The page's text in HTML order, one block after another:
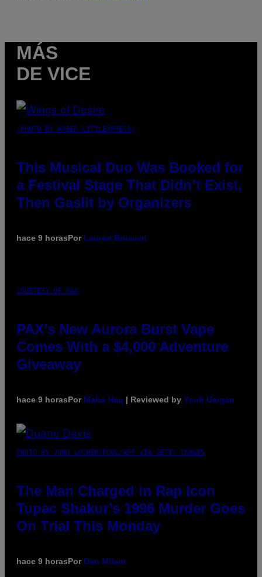
MÁS
DE VICE
(PHOTO BY AMBER LITTLE/PRESS)
This Musical Duo Was Booked for
a Festival Stage That Didn’t Exist,
Then Gaslit by Organizers
hace 9 horasPor Lauren Boisvert
COURTESY OF PAX
PAX’s New Aurora Burst Vape
Comes With a $4,000 Adventure
Giveaway
hace 9 horasPor Maha Haq | Reviewed by Ysolt Usigan
PHOTO BY JOHN LOCHER/POOL/AFP VIA GETTY IMAGES
The Man Charged in Rap Icon
Tupac Shakur’s 1996 Murder Goes
On Trial This Monday
hace 9 horasPor Dan Milam